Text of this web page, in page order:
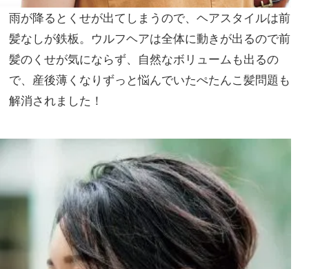
雨が降るとくせが出てしまうので、ヘアスタイルは前
髪なしが鉄板。ウルフヘアは全体に動きが出るので前
髪のくせが気にならず、自然なボリュームも出るの
で、産後薄くなりずっと悩んでいたぺたんこ髪問題も
解消されました！